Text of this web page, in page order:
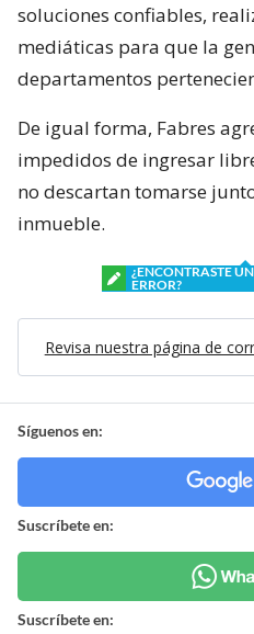
soluciones confiables,
mediáticas para que la
departamentos
De igual forma, Fabres
impedidos de ingresar
no descartan tomarse
inmueble.
¿ENCONTRASTE UN
ERROR?
Revisa nuestra página de
Síguenos en:
Suscríbete en:
Suscríbete en: